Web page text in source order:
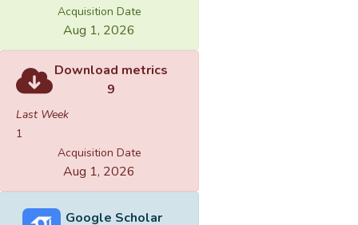
Acquisition Date
Aug 1, 2026
Download metrics
9
Last Week
1
Acquisition Date
Aug 1, 2026
Google Scholar